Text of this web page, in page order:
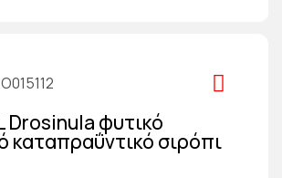
Drosinula φυτικό
καταπραΰντικό σιρόπι